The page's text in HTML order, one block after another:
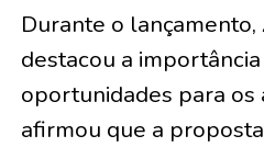
Durante o
destacou a
oportunidades para os
afirmou que a